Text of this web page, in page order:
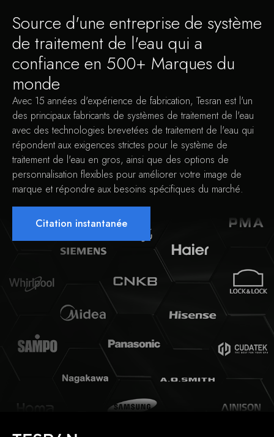
Source d'une entreprise de système
de traitement de l'eau qui a
confiance en 500+ Marques du
monde
Avec 15 années d'expérience de fabrication, Tesran est l'un
des principaux fabricants de systèmes de traitement de l'eau
avec des technologies brevetées de traitement de l'eau qui
répondent aux exigences strictes pour le système de
traitement de l'eau en gros, ainsi que des options de
personnalisation flexibles pour améliorer votre image de
marque et répondre aux besoins spécifiques du marché.
Citation instantanée